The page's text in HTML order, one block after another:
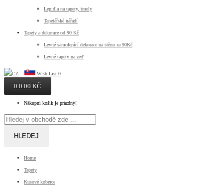
Lepidla na tapety, tmely
Tapetářské nářadí
Tapety a dekorace od 90 Kč
Levné samolepící dekorace na stěnu za 90Kč
Levné tapety na zeď
Wish List 0
0 0.00 KČ
Nákupní košík je prázdný!
HLEDEJ
Home
Tapety
Kusové koberce